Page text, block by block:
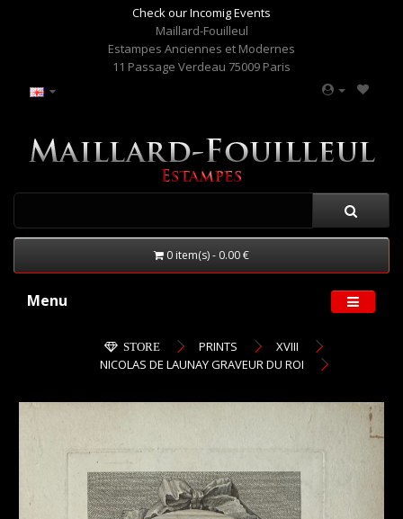
Check our Incomig Events
Maillard-Fouilleul
Estampes Anciennes et Modernes
11 Passage Verdeau 75009 Paris
0 item(s) - 0.00 €
Menu
STORE PRINTS
XVIII
NICOLAS DE LAUNAY GRAVEUR DU ROI